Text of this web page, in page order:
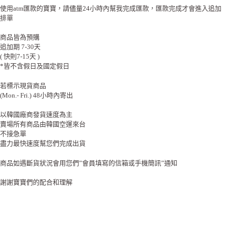
使用atm匯款的寶寶，請儘量24小時內幫我完成匯款，匯款完成才會進入追加
排單
商品皆為預購
追加期 7-30天
( 快則7-15天 )
*皆不含假日及國定假日
若標示現貨商品
(Mon.- Fri.) 48小時內寄出
以韓國廠商發貨速度為主
賣場所有商品由韓國空運來台
不接急單
盡力最快速度幫您們完成出貨
商品如遇斷貨狀況會用您們”會員填寫的信箱或手機簡訊”通知
謝謝寶寶們的配合和理解